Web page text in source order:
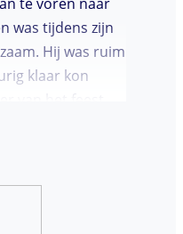
was tijdens zijn
Hij was ruim
klaar kon
van het feest